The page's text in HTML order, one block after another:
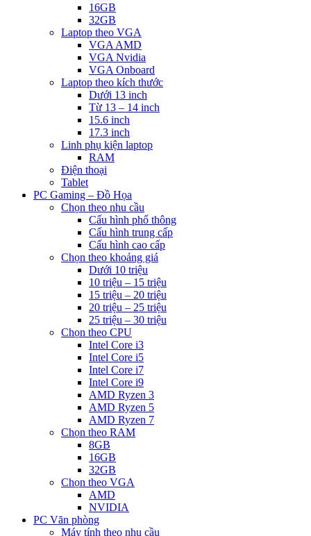
16GB
32GB
Laptop theo VGA
VGA AMD
VGA Nvidia
VGA Onboard
Laptop theo kích thước
Dưới 13 inch
Từ 13 – 14 inch
15.6 inch
17.3 inch
Linh phụ kiện laptop
RAM
Điện thoại
Tablet
PC Gaming – Đồ Họa
Chọn theo nhu cầu
Cấu hình phổ thông
Cấu hình trung cấp
Cấu hình cao cấp
Chọn theo khoảng giá
Dưới 10 triệu
10 triệu – 15 triệu
15 triệu – 20 triệu
20 triệu – 25 triệu
25 triệu – 30 triệu
Chọn theo CPU
Intel Core i3
Intel Core i5
Intel Core i7
Intel Core i9
AMD Ryzen 3
AMD Ryzen 5
AMD Ryzen 7
Chọn theo RAM
8GB
16GB
32GB
Chọn theo VGA
AMD
NVIDIA
PC Văn phòng
Máy tính theo nhu cầu